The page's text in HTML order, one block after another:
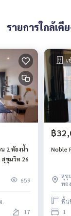
รายการใกล้เคี
ำ
สุขุมวิท 26
659
.
17
เ
฿
Noble
สุขุ
ทอ
พื้น
1